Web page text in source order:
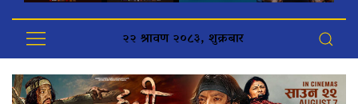
२२ श्रावण २०८३, शुक्रबार